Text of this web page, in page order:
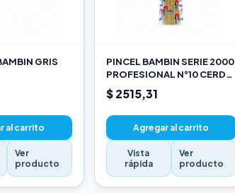
GRIS
al carrito
Ver
producto
PINCEL BAMBIN SERIE 2000
PROFESIONAL N°10 CERDA
CHINA BLANCA
$ 2515,31
Agregar al carrito
Vista
rápida
Ver
producto